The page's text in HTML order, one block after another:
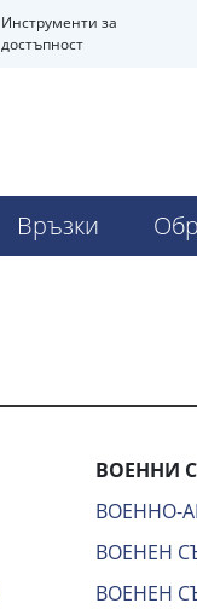
Инструменти за
достъпност
Връзки
ВОЕННИ
ВОЕННО-
ВОЕНЕН
ВОЕНЕН